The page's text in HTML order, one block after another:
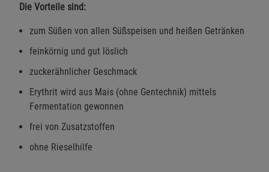
Die Vorteile sind:
zum Süßen von allen Süßspeisen und heißen Getränken
feinkörnig und gut löslich
zuckerähnlicher Geschmack
Erythrit wird aus Mais (ohne Gentechnik) mittels
Fermentation gewonnen
frei von Zusatzstoffen
ohne Rieselhilfe